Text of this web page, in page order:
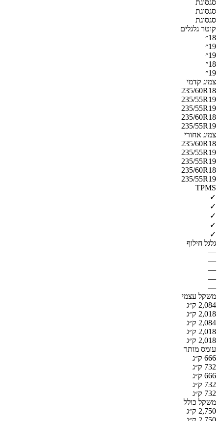
סגסוגת
סגסוגת
סגסוגת
קוטר גלגלים
18״
19״
19״
18״
19״
צמיג קדמי
235/60R18
235/55R19
235/55R19
235/60R18
235/55R19
צמיג אחורי
235/60R18
235/55R19
235/55R19
235/60R18
235/55R19
TPMS
✓
✓
✓
✓
✓
גלגל חילוף
—
—
—
—
—
משקל עצמי
2,084 ק״ג
2,018 ק״ג
2,084 ק״ג
2,018 ק״ג
2,018 ק״ג
עומס מותר
666 ק״ג
732 ק״ג
666 ק״ג
732 ק״ג
732 ק״ג
משקל כולל
2,750 ק״ג